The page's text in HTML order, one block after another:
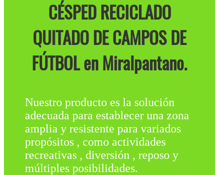
CÉSPED RECICLADO
QUITADO DE CAMPOS DE
FÚTBOL en Miralpantano.
Nuestro producto es la solución
adecuada para establecer una zona
amplia y resistente para variados
propósitos , como actividades
recreativas , diversión , reposo y
múltiples posibilidades.